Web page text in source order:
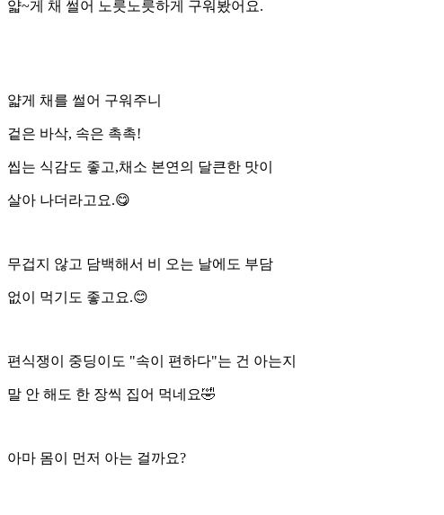
얇~게 채 썰어 노릇노릇하게 구워봤어요.
얇게 채를 썰어 구워주니
겉은 바삭, 속은 촉촉!
씹는 식감도 좋고,채소 본연의 달큰한 맛이
살아 나더라고요.😋
무겁지 않고 담백해서 비 오는 날에도 부담
없이 먹기도 좋고요.😊
편식쟁이 중딩이도 "속이 편하다"는 건 아는지
말 안 해도 한 장씩 집어 먹네요🤣
아마 몸이 먼저 아는 걸까요?